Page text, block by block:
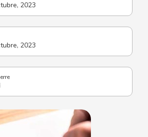
2023
2023